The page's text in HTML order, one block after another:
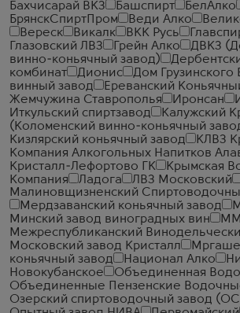
Бахчисарай ВКЗ
Башспирт
БелАлко
БрянскСпиртПром
Веди Алко
Вереск
Викалк ВКК Русь
Глазовский ЛВЗ
Грейн Алко
ДВКЗ
винно-коньячный завод)
комбинат
Дионис Дом Грузинского
винный завод
Ереванский
Жемчужина Ставрополья
Иронсан
Иткульский спиртзавод
Калужский
(Коломенский винно-коньячный
Кизлярский коньячный завод
КЛВЗ
Компания Алкогольных Напитков
Кристалл-Лефортово ГК
Крымская
Компания
Ладога
ЛВЗ Московский
Малиновщизненский
Мердзаванский коньячный завод
Минский завод виноградных вин
Межреспубликанский
Московский завод Кристалл
коньячный завод
Национал Алко
Новокубанское
Объединенная
Объединенные Пензенские
Озерский спиртоводочный завод